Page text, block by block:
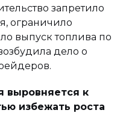
запретило
ограничило
выпуск топлива по
дело о
выровняется к
избежать роста